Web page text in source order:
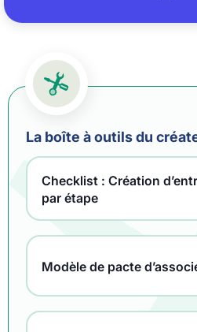
La boîte à outils du
Checklist : Création
par étape
Modèle de pacte